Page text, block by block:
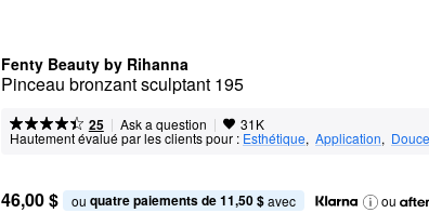
Fenty Beauty by Rihanna
Pinceau bronzant sculptant 195
25 | Ask a question | 31K
Hautement évalué par les clients pour : Esthétique, Application,
46,00 $ ou quatre paiements de 11,50 $ avec
ou